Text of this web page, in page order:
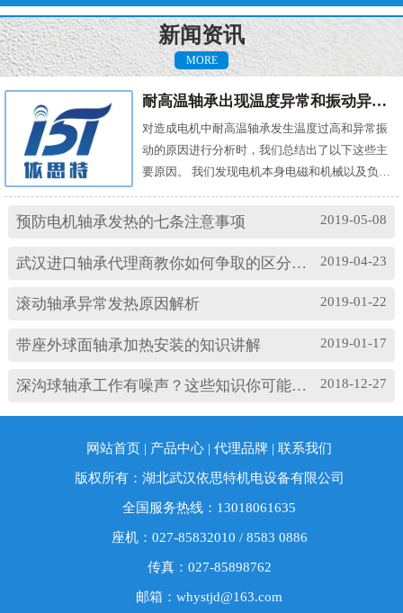
新闻资讯
MORE
耐高温轴承出现温度异常和振动异常的原因有哪些？
对造成电机中耐高温轴承发生温度过高和异常振
动的原因进行分析时，我们总结出了以下这些主
要原因。 我们发现电机本身电磁和机械以及负载
振动产生影响。其中造成温度过高的原因主要
松；(3)轴承与轴套配合过松；(4)润滑油有杂质；
损坏等。 另外，造成耐高温轴承出现异常振...
2019-05-08
预防电机轴承发热的七条注意事项
2019-04-23
武汉进口轴承代理商教你如何争取的区分高速轴承和低速轴承
2019-01-22
滚动轴承异常发热原因解析
2019-01-17
带座外球面轴承加热安装的知识讲解
2018-12-27
深沟球轴承工作有噪声？这些知识你可能忽略了
网站首页 | 产品中心 |代理品牌 |联系我们
版权所有：湖北武汉依思特机电设备有限公司
全国服务热线：13018061635
座机：027-85832010 / 8583 0886
传真：027-85898762
邮箱：whystjd@163.com